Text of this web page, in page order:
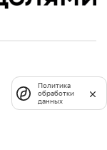
Политика
обработки
данных